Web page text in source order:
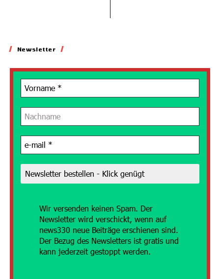
Newsletter
Wir versenden keinen Spam. Der
Newsletter wird verschickt, wenn auf
news330 neue Beiträge erschienen sind.
Der Bezug des Newsletters ist gratis und
kann jederzeit gestoppt werden.